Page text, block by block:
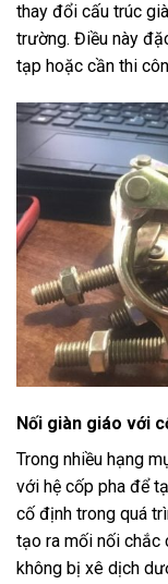
thay đổi cấu trúc
trường. Điều này
tạp hoặc cần thi
Nối giàn giáo với
Trong nhiều hạng
với hệ cốp pha để
cố định trong quá
tạo ra mối nối chắc
không bị xê dịch